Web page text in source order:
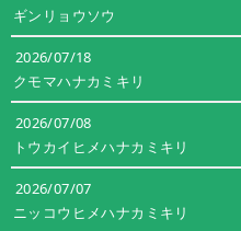
ギンリョウソウ
2026/07/18
クモマハナカミキリ
2026/07/08
トウカイヒメハナカミキリ
2026/07/07
ニッコウヒメハナカミキリ